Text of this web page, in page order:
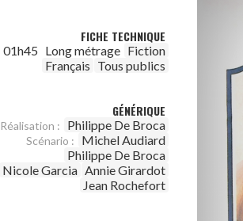
FICHE TECHNIQUE
01h45 Long métrage Fiction
Français Tous publics
GÉNÉRIQUE
Réalisation : Philippe De Broca
Scénario :
Michel Audiard
Philippe De Broca
Nicole Garcia Annie Girardot
Jean Rochefort